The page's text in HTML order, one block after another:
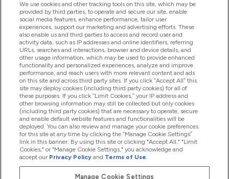
Βοήθεια & Πληροφορίες
Προϊόντα
Εταιρικές Πληροφορίες
Εκπτώσεις & Ανταμοιβές
2026 The Hut.com Ltd
We use cookies and other tracking tools on this site, which may be
provided by third parties, to operate and secure our site, enable
social media features, enhance performance, tailor user
experiences, support our marketing and advertising efforts. These
also enable us and third parties to access and record user and
activity data, such as IP addresses and online identifiers, referring
URLs, searches and interactions, browser and device details, and
other usage information, which may be used to provide enhanced
functionality and personalized experiences, analyze and improve
performance, and reach users with more relevant content and ads
on this site and across third party sites. If you click “Accept All” this
site may deploy cookies (including third party cookies) for all of
these purposes. If you click “Limit Cookies,” your IP address and
other browsing information may still be collected but only cookies
(including third party cookies) that are necessary to operate, secure
and enable default website features and functionalities will be
deployed. You can also review and manage your cookie preferences
for this site at any time by clicking the “Manage Cookie Settings”
link in this banner. By using this site or clicking "Accept All," "Limit
Cookies," or "Manage Cookie Settings," you acknowledge and
accept our Privacy Policy and Terms of Use.
Manage Cookie Settings